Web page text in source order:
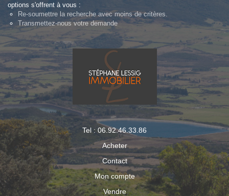
options s'offrent à vous :
Re-soumettre la recherche avec moins de critères.
Transmettez-nous votre demande
Tel : 06.92.46.33.86
Acheter
Contact
Mon compte
Vendre